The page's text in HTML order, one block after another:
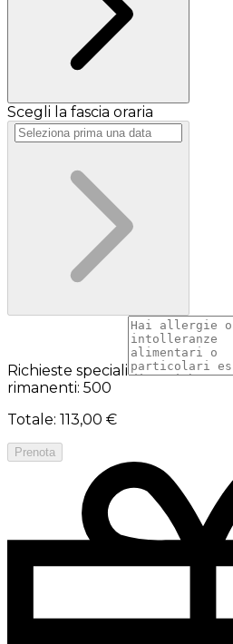
Scegli la fascia oraria
Richieste speciali
rimanenti: 500
Totale: 113,00 €
Prenota